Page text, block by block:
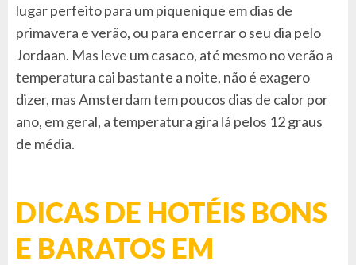
lugar perfeito para um piquenique em dias de
primavera e verão, ou para encerrar o seu dia pelo
Jordaan. Mas leve um casaco, até mesmo no verão a
temperatura cai bastante a noite, não é exagero
dizer, mas Amsterdam tem poucos dias de calor por
ano, em geral, a temperatura gira lá pelos 12 graus
de média.
DICAS DE HOTÉIS BONS
E BARATOS EM